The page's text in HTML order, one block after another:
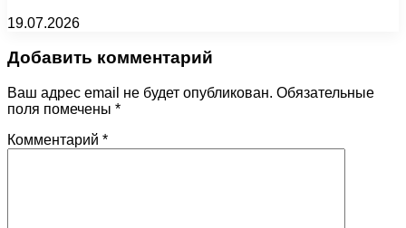
19.07.2026
Добавить комментарий
Ваш адрес email не будет опубликован. Обязательные
поля помечены *
Комментарий *